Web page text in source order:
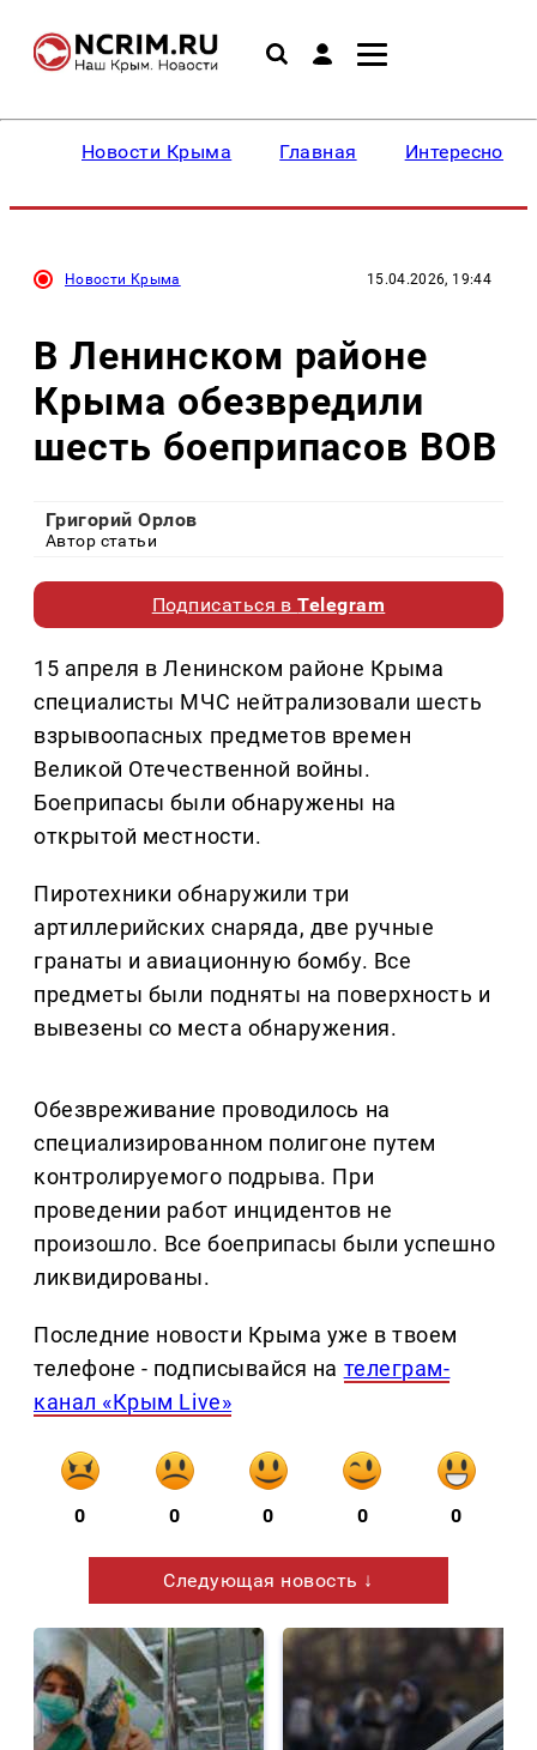
Новости Крыма Главная Интересное
Новости Крыма 15.04.2026, 19:44
В Ленинском районе
Крыма обезвредили
шесть боеприпасов ВОВ
Григорий Орлов
Автор статьи
Подписаться вTelegram
15 апреля в Ленинском районе Крыма
специалисты МЧС нейтрализовали шесть
взрывоопасных предметов времен
Великой Отечественной войны.
Боеприпасы были обнаружены на
открытой местности.
Пиротехники обнаружили три
артиллерийских снаряда, две ручные
гранаты и авиационную бомбу. Все
предметы были подняты на поверхность и
вывезены со места обнаружения.
Обезвреживание проводилось на
специализированном полигоне путем
контролируемого подрыва. При
проведении работ инцидентов не
произошло. Все боеприпасы были успешно
ликвидированы.
Последние новости Крыма уже в твоем
телефоне - подписывайся на телеграм-
канал «Крым Live»
0 0 0 0 0
Следующая новость ↓